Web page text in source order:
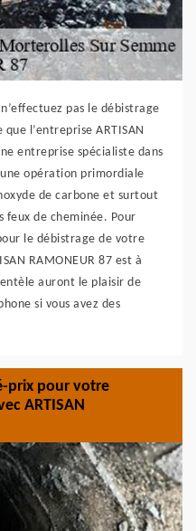
pas le débistrage
l’entreprise ARTISAN
entreprise spécialiste dans
opération primordiale
de carbone et surtout
feux de cheminée. Pour
le débistrage de votre
RAMONEUR 87 est à
auront le plaisir de
si vous avez des
prix pour votre
ARTISAN